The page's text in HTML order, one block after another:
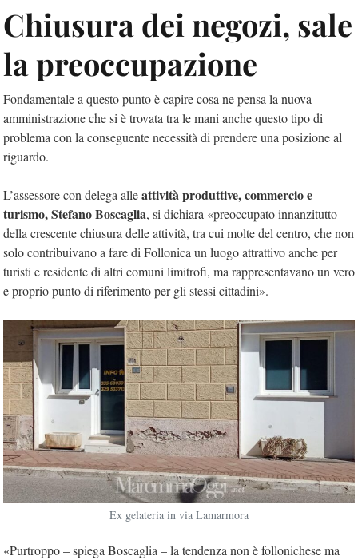
Chiusura dei negozi, sale
la preoccupazione
Fondamentale a questo punto è capire cosa ne pensa la nuova
amministrazione che si è trovata tra le mani anche questo tipo di
problema con la conseguente necessità di prendere una posizione al
riguardo.
L’assessore con delega alleattività produttive, commercio e
turismo, Stefano Boscaglia, si dichiara «preoccupato innanzitutto
della crescente chiusura delle attività, tra cui molte del centro, che non
solo contribuivano a fare di Follonica un luogo attrattivo anche per
turisti e residente di altri comuni limitrofi, ma rappresentavano un vero
e proprio punto di riferimento per gli stessi cittadini».
Ex gelateria in via Lamarmora
«Purtroppo – spiega Boscaglia – la tendenza non è follonichese ma